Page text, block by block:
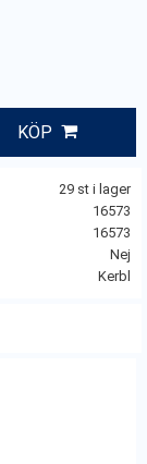
KÖP
29 st i lager
16573
16573
Nej
Kerbl